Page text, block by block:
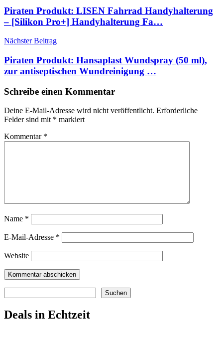
Piraten Produkt: LISEN Fahrrad Handyhalterung
– [Silikon Pro+] Handyhalterung Fa…
Nächster Beitrag
Piraten Produkt: Hansaplast Wundspray (50 ml),
zur antiseptischen Wundreinigung …
Schreibe einen Kommentar
Deine E-Mail-Adresse wird nicht veröffentlicht. Erforderliche
Felder sind mit * markiert
Kommentar *
Name *
E-Mail-Adresse *
Website
Suchen
Deals in Echtzeit